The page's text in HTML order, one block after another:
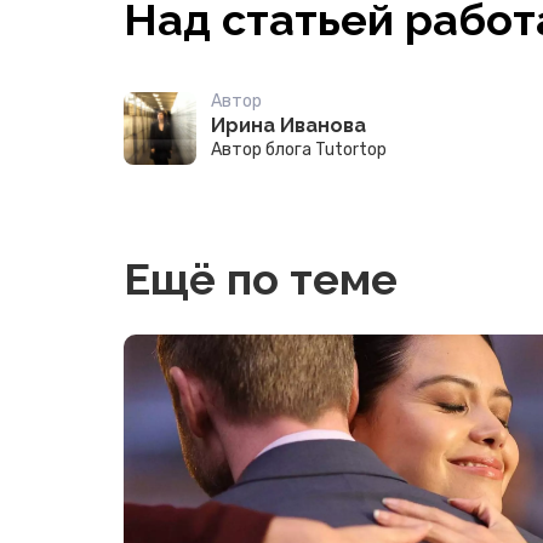
Над статьей
Автор
Ирина Иванова
Автор блога Tutortop
Ещё по теме